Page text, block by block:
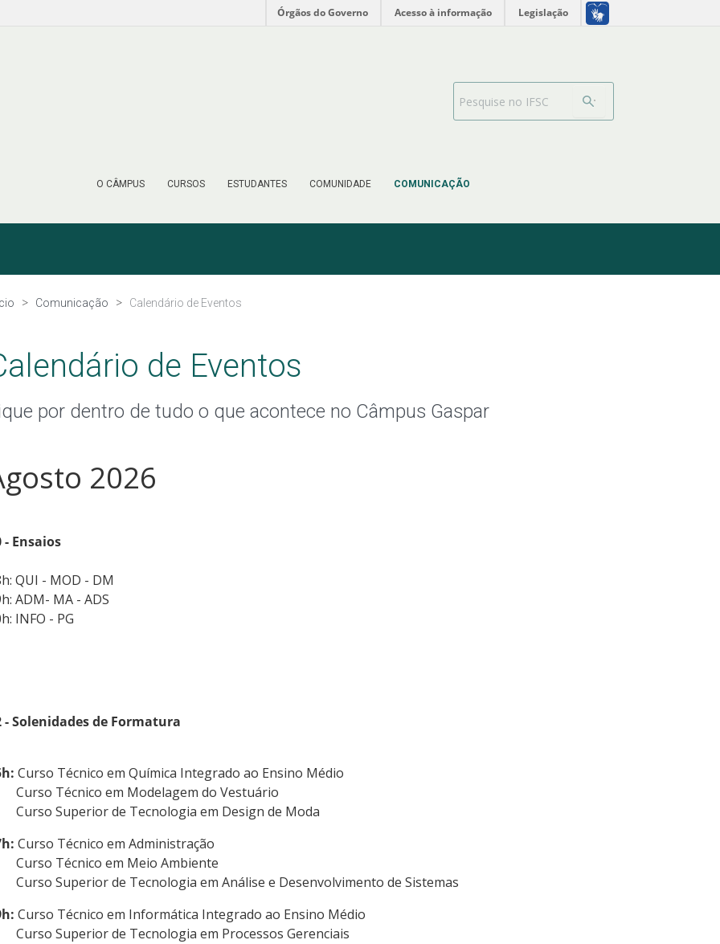
Órgãos do Governo Acesso à informação Legislação
O CÂMPUS CURSOS ESTUDANTES COMUNIDADE COMUNICAÇÃO
Barra de busca
Comunicação Calendário de Eventos
de Eventos
por dentro de tudo o que acontece no Câmpus Gaspar
2026
- Ensaios
QUI - MOD - DM
ADM- MA - ADS
INFO - PG
- Solenidades de Formatura
Curso Técnico em Química Integrado ao Ensino Médio
Técnico em Modelagem do Vestuário
Superior de Tecnologia em Design de Moda
Curso Técnico em Administração
Técnico em Meio Ambiente
Superior de Tecnologia em Análise e Desenvolvimento de Sistemas
Curso Técnico em Informática Integrado ao Ensino Médio
Superior de Tecnologia em Processos Gerenciais